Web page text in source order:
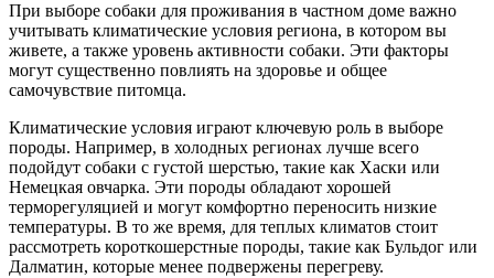
При выборе собаки для проживания в частном доме важно
учитывать климатические условия региона, в котором вы
живете, а также уровень активности собаки. Эти факторы
могут существенно повлиять на здоровье и общее
самочувствие питомца.
Климатические условия играют ключевую роль в выборе
породы. Например, в холодных регионах лучше всего
подойдут собаки с густой шерстью, такие как Хаски или
Немецкая овчарка. Эти породы обладают хорошей
терморегуляцией и могут комфортно переносить низкие
температуры. В то же время, для теплых климатов стоит
рассмотреть короткошерстные породы, такие как Бульдог или
Далматин, которые менее подвержены перегреву.